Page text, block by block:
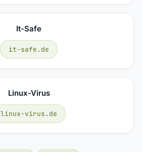
It-Safe
it-safe.de
Linux-Virus
linux-virus.de